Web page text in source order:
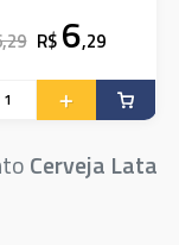
R$ 6,29
Cerveja Lata